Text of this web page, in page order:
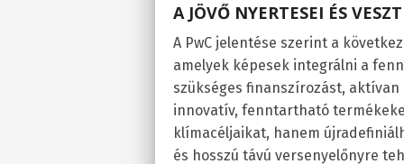
A JÖVŐ NYERTESEI ÉS
A PwC jelentése szerint a
amelyek képesek integrálni a
szükséges finanszírozást,
innovatív, fenntartható
klímacéljaikat, hanem
és hosszú távú versenyelőnyre